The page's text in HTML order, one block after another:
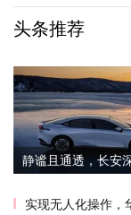
头条推荐
静谧且通透，长安
实现无人化操作，